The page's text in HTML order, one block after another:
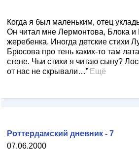
Когда я был маленьким, отец
Он читал мне Лермонтова, Блока и
жеребенка. Иногда детские стихи
Брюсова про тень каких-то там
стене. Чьи стихи я читаю сыну?
от нас не скрывали…” Ещё
07.06.2000
Роттердамский дневник - 7